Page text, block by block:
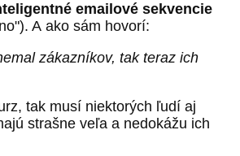
emailové sekvencie
A ako sám hovorí:
zákazníkov, tak teraz ich
tak musí niektorých ľudí aj
strašne veľa a nedokážu ich